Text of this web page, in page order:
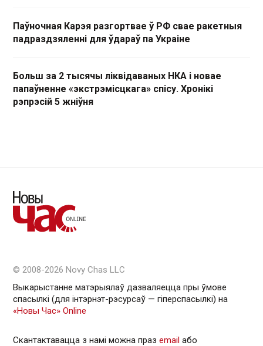
Паўночная Карэя разгортвае ў РФ свае ракетныя
падраздзяленні для ўдараў па Украіне
Больш за 2 тысячы ліквідаваных НКА і новае
папаўненне «экстрэмісцкага» спісу. Хронікі
рэпрэсій 5 жніўня
© 2008-2026 Novy Chas LLC
Выкарыстанне матэрыялаў дазваляецца пры ўмове
спасылкі (для інтэрнэт-рэсурсаў — гiперспасылкi) на
«Новы Час» Online
Скантактавацца з намі можна праз email або